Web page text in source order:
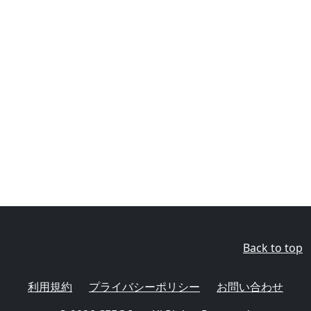
Back to top
利用規約 プライバシーポリシー
お問い合わせ